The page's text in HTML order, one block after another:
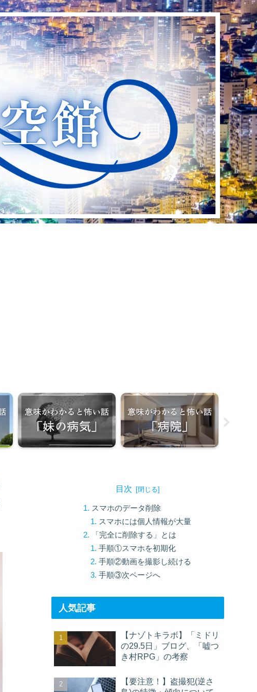
目次
スマホのデータ削除
スマホには個人情報が大量
「完全に削除する」とは
手順①スマホを初期化
手順②動画を撮影し続ける
手順③次ページへ
人気記事
【ナゾトキラボ】「ミドリ
の29.5日」ブログ、「嘘つ
き村RPG」の考察
【要注意！】盗撮犯(逆さ